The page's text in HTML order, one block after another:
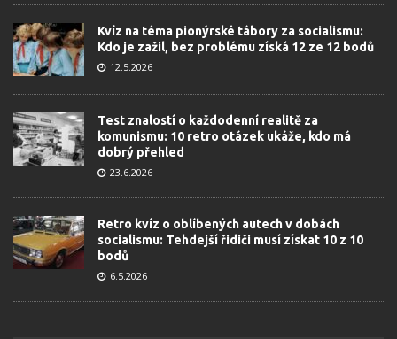
Kvíz na téma pionýrské tábory za socialismu:
Kdo je zažil, bez problému získá 12 ze 12 bodů
12.5.2026
Test znalostí o každodenní realitě za
komunismu: 10 retro otázek ukáže, kdo má
dobrý přehled
23.6.2026
Retro kvíz o oblíbených autech v dobách
socialismu: Tehdejší řidiči musí získat 10 z 10
bodů
6.5.2026